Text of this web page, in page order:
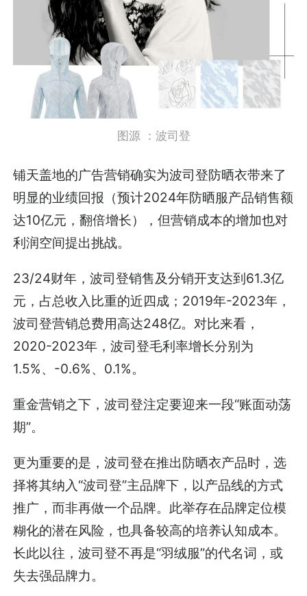
图源 ：波司登
铺天盖地的广告营销确实为波司登防晒衣带来了
明显的业绩回报（预计2024年防晒服产品销售额
达10亿元，翻倍增长），但营销成本的增加也对
利润空间提出挑战。
23/24财年，波司登销售及分销开支达到61.3亿
元，占总收入比重的近四成；2019年-2023年，
波司登营销总费用高达248亿。对比来看，
2020-2023年，波司登毛利率增长分别为
1.5%、-0.6%、0.1%。
重金营销之下，波司登注定要迎来一段“账面动荡
期”。
更为重要的是，波司登在推出防晒衣产品时，选
择将其纳入“波司登”主品牌下，以产品线的方式
推广，而非再做一个品牌。此举存在品牌定位模
糊化的潜在风险，也具备较高的培养认知成本。
长此以往，波司登不再是“羽绒服”的代名词，或
失去强品牌力。